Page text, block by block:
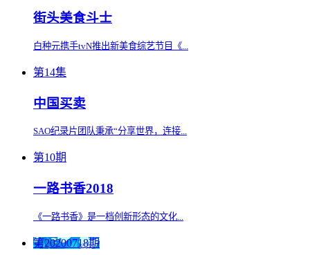
街头美食斗士
白种元携手tvN推出新美食综艺节目《...
第14集
中国买卖
SAO纪录片团队秉承“分享世界，连接...
第10期
一路书香2018
《一路书香》是一档创新形态的文化...
第20200718期